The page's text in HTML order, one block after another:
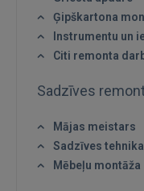
Vēl
Ģipškartona
Instrumentu un
Citi remonta
Sadzīves
Mājas meistars
Sadzīves
Mēbeļu montāža